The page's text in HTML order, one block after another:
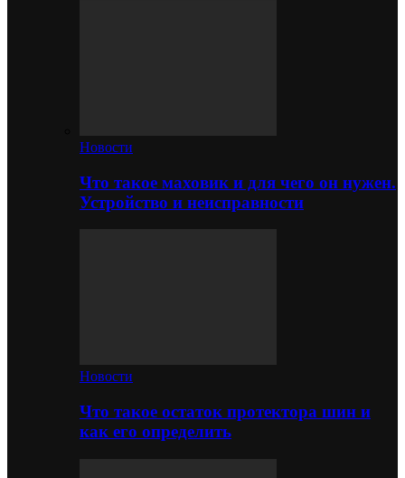
Новости
Что такое маховик и для чего он нужен.
Устройство и неисправности
Новости
Что такое остаток протектора шин и
как его определить